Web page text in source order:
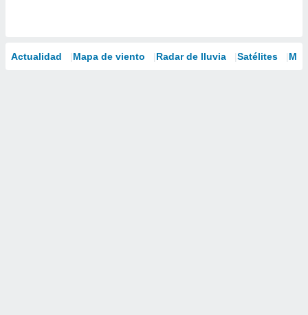
Actualidad Mapa de viento Radar de lluvia Satélites